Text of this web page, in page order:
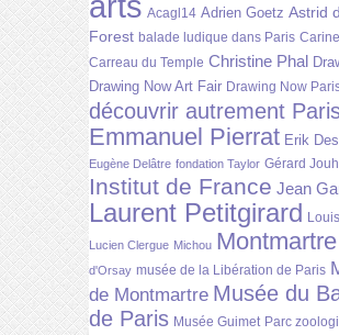
Acagl14 Adrien Goetz Astrid
Forest balade ludique dans Paris
Carreau du Temple Christine Phal
Drawing Now Art Fair Drawing Now
découvrir autrement
Emmanuel Pierrat Erik
Eugène Delâtre fondation Taylor Gérard
Institut de France Jean
Laurent Petitgirard
Lucien Clergue Michou Montmartre
d'Orsay musée de la Libération de Paris
de Montmartre Musée du
de Paris Musée Guimet Parc